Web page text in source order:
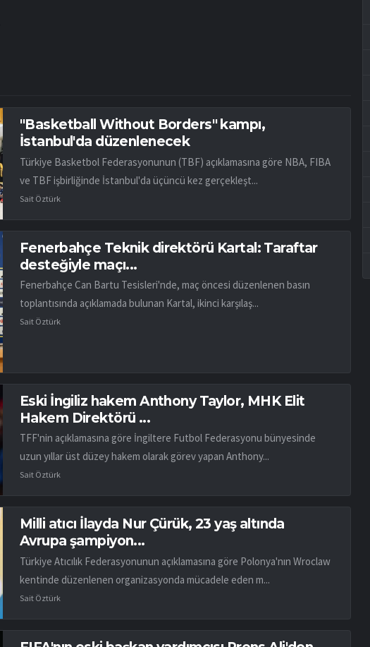
"Basketball Without Borders" kampı,
İstanbul'da düzenlenecek
Türkiye Basketbol Federasyonunun (TBF) açıklamasına göre NBA, FIBA
ve TBF işbirliğinde İstanbul'da üçüncü kez gerçekleşt...
Sait Öztürk
Fenerbahçe Teknik direktörü Kartal: Taraftar
desteğiyle maçı...
Fenerbahçe Can Bartu Tesisleri'nde, maç öncesi düzenlenen basın
toplantısında açıklamada bulunan Kartal, ikinci karşılaş...
Sait Öztürk
Eski İngiliz hakem Anthony Taylor, MHK Elit
Hakem Direktörü ...
TFF'nin açıklamasına göre İngiltere Futbol Federasyonu bünyesinde
uzun yıllar üst düzey hakem olarak görev yapan Anthony...
Sait Öztürk
Milli atıcı İlayda Nur Çürük, 23 yaş altında
Avrupa şampiyon...
Türkiye Atıcılık Federasyonunun açıklamasına göre Polonya'nın Wroclaw
kentinde düzenlenen organizasyonda mücadele eden m...
Sait Öztürk